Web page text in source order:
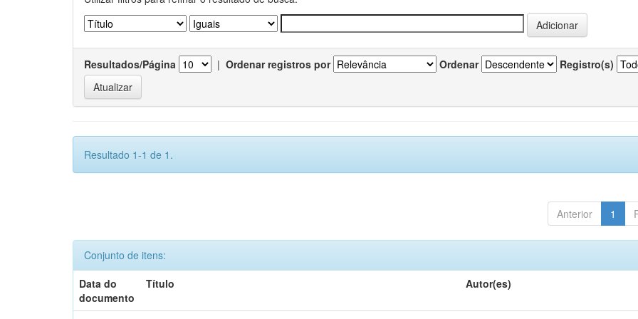
Resultados/Página | Ordenar registros por Ordenar Registro(s)
Resultado 1-1 de 1.
Anterior 1
Conjunto de itens:
Data do
documento
Título Autor(es)